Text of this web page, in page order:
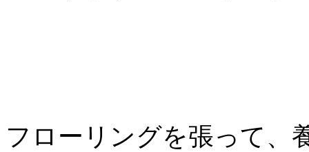
フローリングを張って、